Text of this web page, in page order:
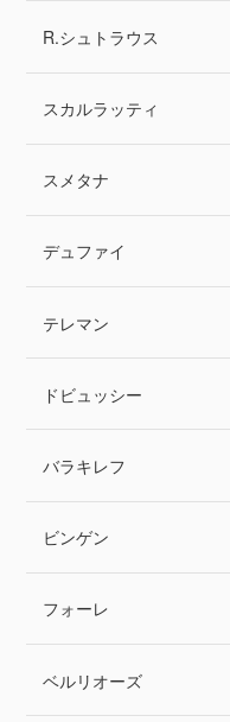
R.シュトラウス
スカルラッティ
スメタナ
デュファイ
テレマン
ドビュッシー
バラキレフ
ビンゲン
フォーレ
ベルリオーズ